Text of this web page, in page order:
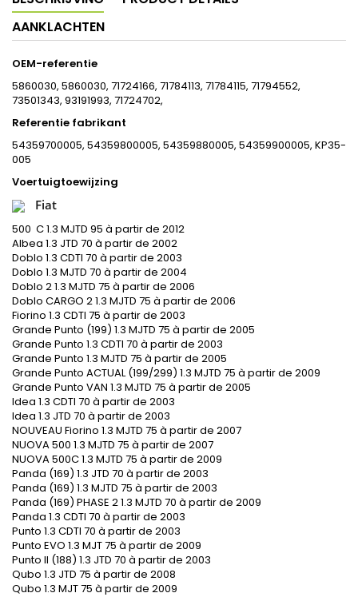
AANKLACHTEN
OEM-referentie
5860030, 5860030, 71724166, 71784113, 71784115, 71794552,
73501343, 93191993, 71724702,
Referentie fabrikant
54359700005, 54359800005, 54359880005, 54359900005, KP35-
005
Voertuigtoewijzing
Fiat
500 C 1.3 MJTD 95 à partir de 2012
Albea 1.3 JTD 70 à partir de 2002
Doblo 1.3 CDTI 70 à partir de 2003
Doblo 1.3 MJTD 70 à partir de 2004
Doblo 2 1.3 MJTD 75 à partir de 2006
Doblo CARGO 2 1.3 MJTD 75 à partir de 2006
Fiorino 1.3 CDTI 75 à partir de 2003
Grande Punto (199) 1.3 MJTD 75 à partir de 2005
Grande Punto 1.3 CDTI 70 à partir de 2003
Grande Punto 1.3 MJTD 75 à partir de 2005
Grande Punto ACTUAL (199/299) 1.3 MJTD 75 à partir de 2009
Grande Punto VAN 1.3 MJTD 75 à partir de 2005
Idea 1.3 CDTI 70 à partir de 2003
Idea 1.3 JTD 70 à partir de 2003
NOUVEAU Fiorino 1.3 MJTD 75 à partir de 2007
NUOVA 500 1.3 MJTD 75 à partir de 2007
NUOVA 500C 1.3 MJTD 75 à partir de 2009
Panda (169) 1.3 JTD 70 à partir de 2003
Panda (169) 1.3 MJTD 75 à partir de 2003
Panda (169) PHASE 2 1.3 MJTD 70 à partir de 2009
Panda 1.3 CDTI 70 à partir de 2003
Punto 1.3 CDTI 70 à partir de 2003
Punto EVO 1.3 MJT 75 à partir de 2009
Punto II (188) 1.3 JTD 70 à partir de 2003
Qubo 1.3 JTD 75 à partir de 2008
Qubo 1.3 MJT 75 à partir de 2009